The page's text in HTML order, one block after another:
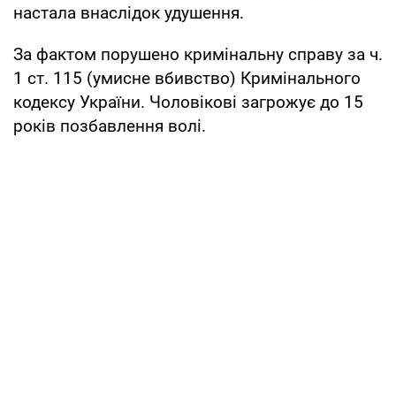
настала внаслідок удушення.
За фактом порушено кримінальну справу за ч.
1 ст. 115 (умисне вбивство) Кримінального
кодексу України. Чоловікові загрожує до 15
років позбавлення волі.